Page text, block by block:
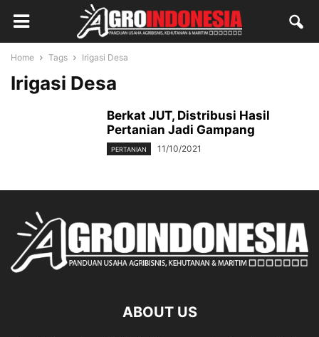
Home Tags Irigasi Desa
Irigasi Desa
Berkat JUT, Distribusi Hasil
Pertanian Jadi Gampang
PERTANIAN 11/10/2021
ABOUT US